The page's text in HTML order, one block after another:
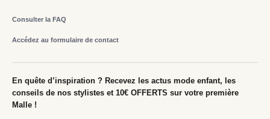
Consulter la FAQ
Accédez au formulaire de contact
En quête d’inspiration ? Recevez les actus mode enfant, les
conseils de nos stylistes et 10€ OFFERTS sur votre première
Malle !